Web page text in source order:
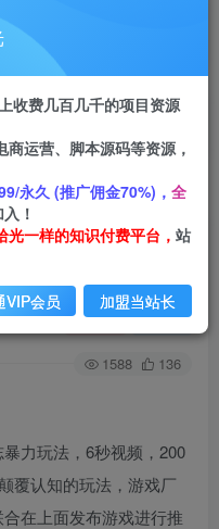
6秒视频，200播放
关注 私信
1588 136
力玩法，6秒视频，200
覆认知的玩法，游戏厂
在上面发布游戏进行推
收费几百几千的项目资源
运营、脚本源码等资源，
永久 (推广佣金70%)， 全
！
一样的知识付费平台， 站
VIP会员 加盟当站长